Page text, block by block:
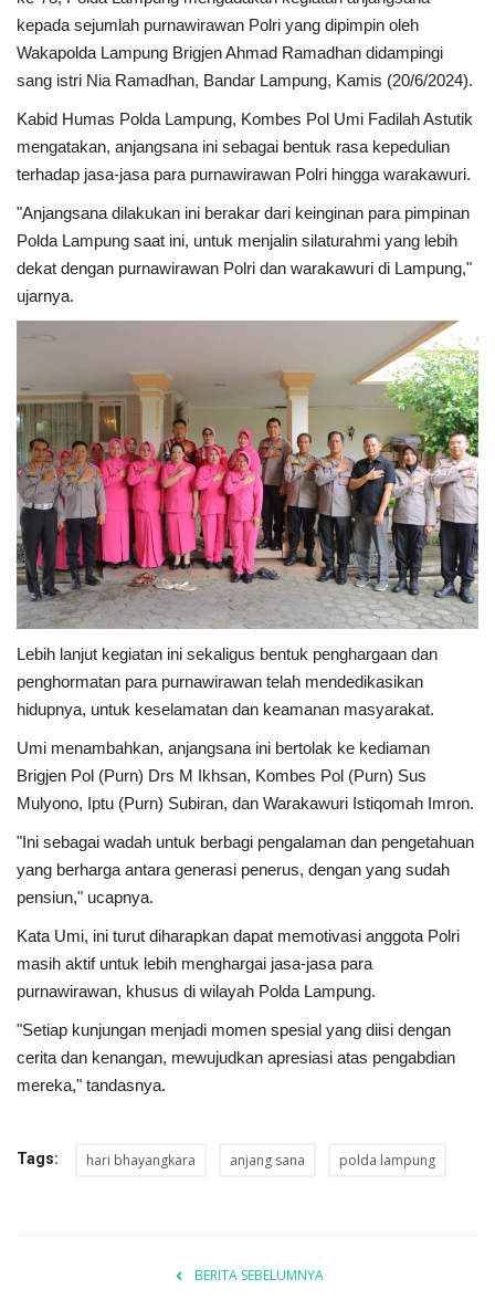
Kesehatan
Layanan Publik
Perempuan/Anak
kepada sejumlah purnawirawan Polri yang dipimpin oleh
Wakapolda Lampung Brigjen Ahmad Ramadhan didampingi
sang istri Nia Ramadhan, Bandar Lampung, Kamis (20/6/2024).
Kabid Humas Polda Lampung, Kombes Pol Umi Fadilah Astutik
mengatakan, anjangsana ini sebagai bentuk rasa kepedulian
terhadap jasa-jasa para purnawirawan Polri hingga warakawuri.
"Anjangsana dilakukan ini berakar dari keinginan para pimpinan
Polda Lampung saat ini, untuk menjalin silaturahmi yang lebih
dekat dengan purnawirawan Polri dan warakawuri di Lampung,"
ujarnya.
Lebih lanjut kegiatan ini sekaligus bentuk penghargaan dan
penghormatan para purnawirawan telah mendedikasikan
hidupnya, untuk keselamatan dan keamanan masyarakat.
Umi menambahkan, anjangsana ini bertolak ke kediaman
Brigjen Pol (Purn) Drs M Ikhsan, Kombes Pol (Purn) Sus
Mulyono, Iptu (Purn) Subiran, dan Warakawuri Istiqomah Imron.
"Ini sebagai wadah untuk berbagi pengalaman dan pengetahuan
yang berharga antara generasi penerus, dengan yang sudah
pensiun," ucapnya.
Kata Umi, ini turut diharapkan dapat memotivasi anggota Polri
masih aktif untuk lebih menghargai jasa-jasa para
purnawirawan, khusus di wilayah Polda Lampung.
"Setiap kunjungan menjadi momen spesial yang diisi dengan
cerita dan kenangan, mewujudkan apresiasi atas pengabdian
mereka," tandasnya.
Tags: hari bhayangkara anjang sana polda lampung
BERITA SEBELUMNYA